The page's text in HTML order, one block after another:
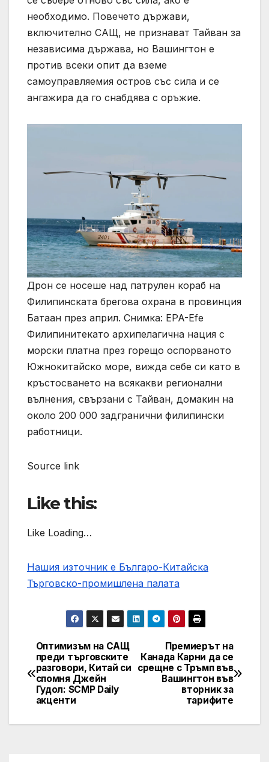
необходимо. Повечето държави,
включително САЩ, не признават Тайван за
независима държава, но Вашингтон е
против всеки опит да вземе
самоуправляемия остров със сила и се
ангажира да го снабдява с оръжие.
Дрон се носеше над патрулен кораб на
Филипинската брегова охрана в провинция
Батаан през април. Снимка: EPA-Efe
Филипинитекато архипелагична нация с
морски платна през горещо оспорваното
Южнокитайско море, вижда себе си като в
кръстосването на всякакви регионални
вълнения, свързани с Тайван, домакин на
около 200 000 задгранични филипински
работници.
Source link
Like this:
Like Loading…
Нашия източник е Българо-Китайска
Търговско-промишлена палaта
Post
navigation
Премиерът на
Канада Карни да се
срещне с Тръмп във
Вашингтон във
вторник за
тарифите
Оптимизъм на САЩ
преди търговските
разговори, Китай си
спомня Джейн
Гудол: SCMP Daily
акценти